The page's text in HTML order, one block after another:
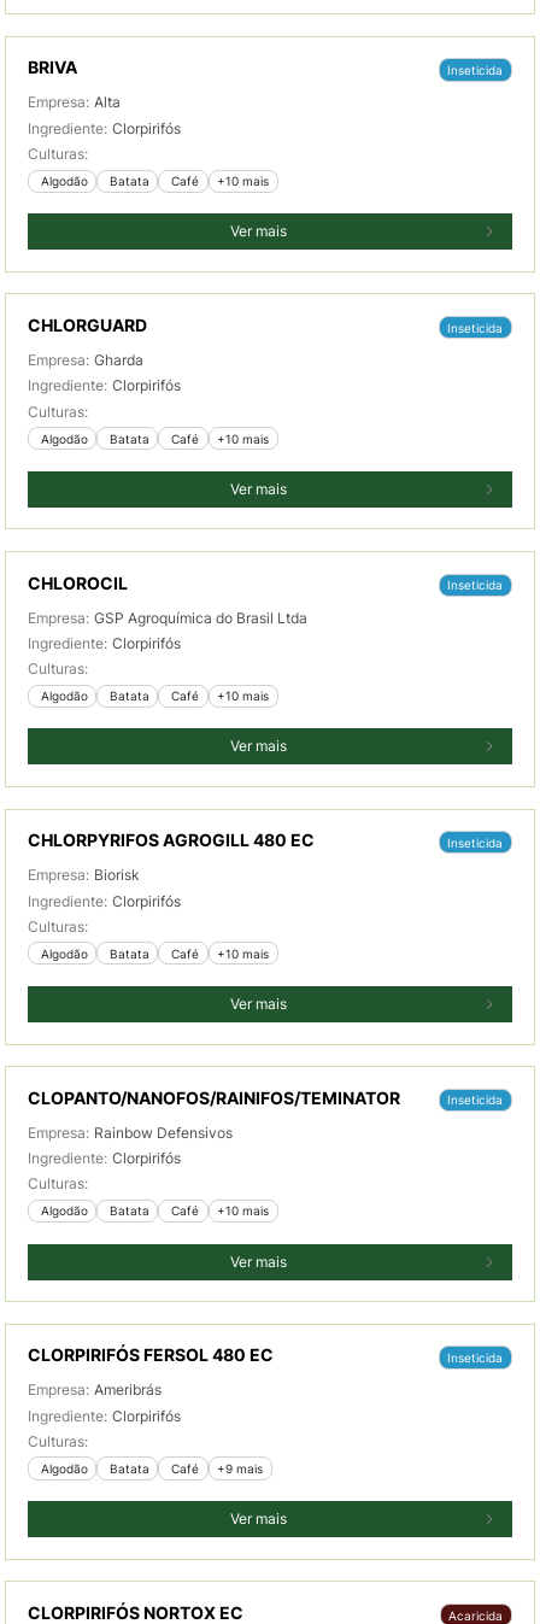
BRIVA Inseticida
Empresa: Alta
Ingrediente: Clorpirifós
Culturas:
Algodão Batata Café +10 mais
Ver mais
CHLORGUARD Inseticida
Empresa: Gharda
Ingrediente: Clorpirifós
Culturas:
Algodão Batata Café +10 mais
Ver mais
CHLOROCIL Inseticida
Empresa: GSP Agroquímica do Brasil Ltda
Ingrediente: Clorpirifós
Culturas:
Algodão Batata Café +10 mais
Ver mais
CHLORPYRIFOS AGROGILL 480 EC Inseticida
Empresa: Biorisk
Ingrediente: Clorpirifós
Culturas:
Algodão Batata Café +10 mais
Ver mais
CLOPANTO/NANOFOS/RAINIFOS/TEMINATOR Inseticida
Empresa: Rainbow Defensivos
Ingrediente: Clorpirifós
Culturas:
Algodão Batata Café +10 mais
Ver mais
CLORPIRIFÓS FERSOL 480 EC Inseticida
Empresa: Ameribrás
Ingrediente: Clorpirifós
Culturas:
Algodão Batata Café +9 mais
Ver mais
CLORPIRIFÓS NORTOX EC Acaricida